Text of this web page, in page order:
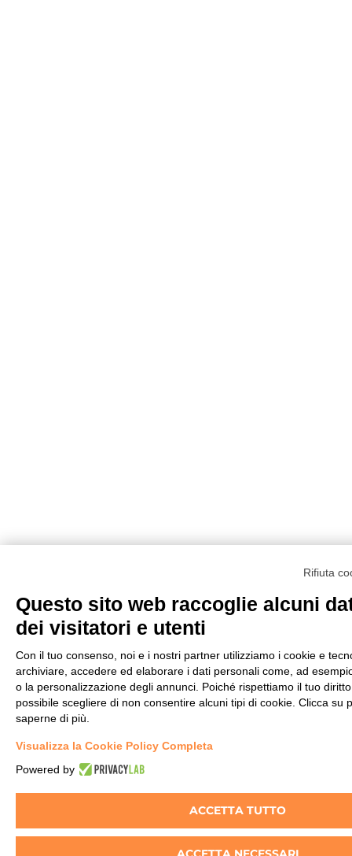
Rifiuta
Questo sito web raccoglie alcuni
dei visitatori e utenti
Con il tuo consenso, noi e i nostri partner utilizziamo i cookie e
archiviare, accedere ed elaborare i dati personali come, ad
o la personalizzazione degli annunci. Poiché rispettiamo il tuo
possibile scegliere di non consentire alcuni tipi di cookie. Clicca su
saperne di più.
Visualizza la Cookie Policy Completa
Powered by
ACCETTA TUTTO